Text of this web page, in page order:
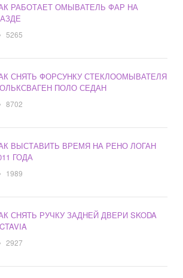
РАБОТАЕТ ОМЫВАТЕЛЬ ФАР НА
5265
СНЯТЬ ФОРСУНКУ СТЕКЛООМЫВАТЕЛЯ
ПОЛО СЕДАН
8702
ВЫСТАВИТЬ ВРЕМЯ НА РЕНО ЛОГАН
ГОДА
1989
СНЯТЬ РУЧКУ ЗАДНЕЙ ДВЕРИ SKODA
2927